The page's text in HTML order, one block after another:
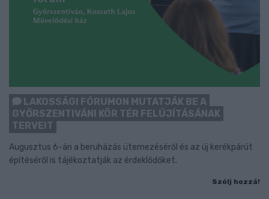
LAKOSSÁGI FÓRUMON MUTATJÁK BE A
GYŐRSZENTIVÁNI KÖR TÉR FELÚJÍTÁSÁNAK
TERVEIT
Augusztus 6-án a beruházás ütemezéséről és az új kerékpárút
építéséről is tájékoztatják az érdeklődőket.
Szólj hozzá!